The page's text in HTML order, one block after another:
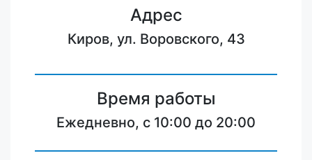
Адрес
Киров, ул. Воровского, 43
Время работы
Ежедневно, с 10:00 до 20:00